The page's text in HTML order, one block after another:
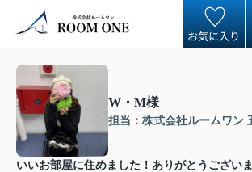
お気に入り
W・M様
担当：株式会社ルームワン
いいお部屋に住めました！ありがとうございま